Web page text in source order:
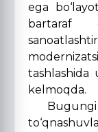
ega bo‘l
bartaraf
tashlashida
kelmoqda.
Bugungi